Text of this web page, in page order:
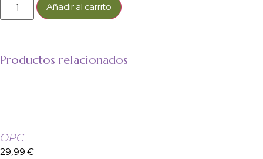
Añadir al carrito
Productos relacionados
OPC
29,99€